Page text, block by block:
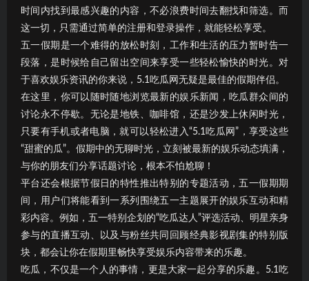
时间内找到最感兴趣的内容，不必浪费时间去翻找和筛选。而
这一切，只需通过简单的注册和登录操作，就能轻松享受。
五一假期是一个难得的放松时刻，工作和生活的压力暂时告一
段落，是时候给自己留出空间来享受一些轻松愉快的时光。对
于喜欢娱乐资讯的你来说，5.1吃瓜网无疑是最佳的假期伴侣。
在这里，你可以随时随地浏览最新的娱乐新闻，吃瓜群众间的
讨论永不停歇。无论是地铁、咖啡馆，还是沙发上休闲时光，
只要有手机或者电脑，就可以轻松进入“5.1吃瓜网”，享受这些
“甜蜜的瓜”。假期中的无聊时光，立刻被最新的娱乐动态填满，
与你的朋友们分享话题讨论，根本不怕尬聊！
平台还会根据节假日的特性推出特别的专题活动，五一假期期
间，用户们将能看到一系列围绕五一主题展开的娱乐互动和精
彩内容。例如，五一特别企划的“吃瓜达人”评选活动、明星亲身
参与的直播互动、以及与粉丝共同回顾经典影视剧集的特别版
块，都会让你在假期里畅快享受娱乐内容带来的乐趣。
吃瓜，不仅是一个人的事情，更是大家一起分享的乐趣。5.1吃